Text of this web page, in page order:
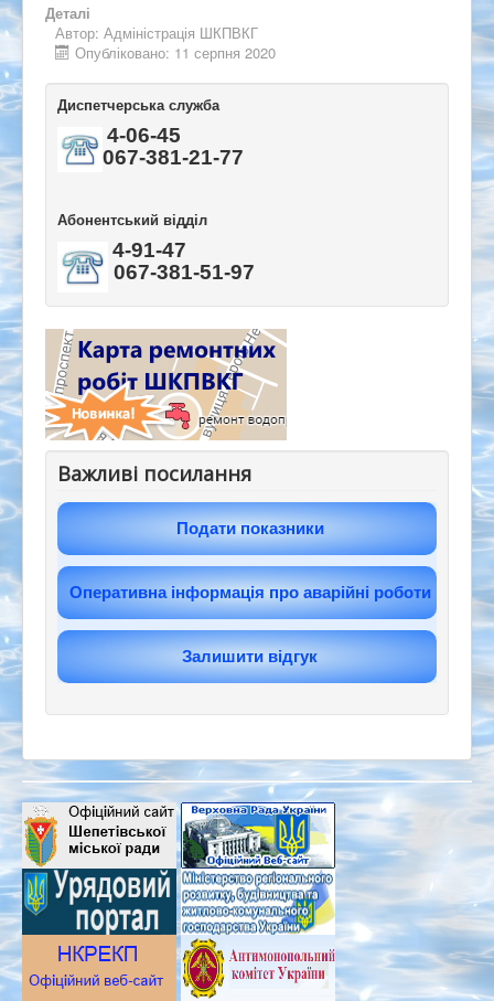
Деталі
Автор: Адміністрація ШКПВКГ
Опубліковано: 11 серпня 2020
Диспетчерська служба
4-06-45
067-381-21-77
Абонентський відділ
4-91-47
067-381-51-97
Важливі посилання
Подати показники
Оперативна інформація про аварійні роботи
Залишити відгук